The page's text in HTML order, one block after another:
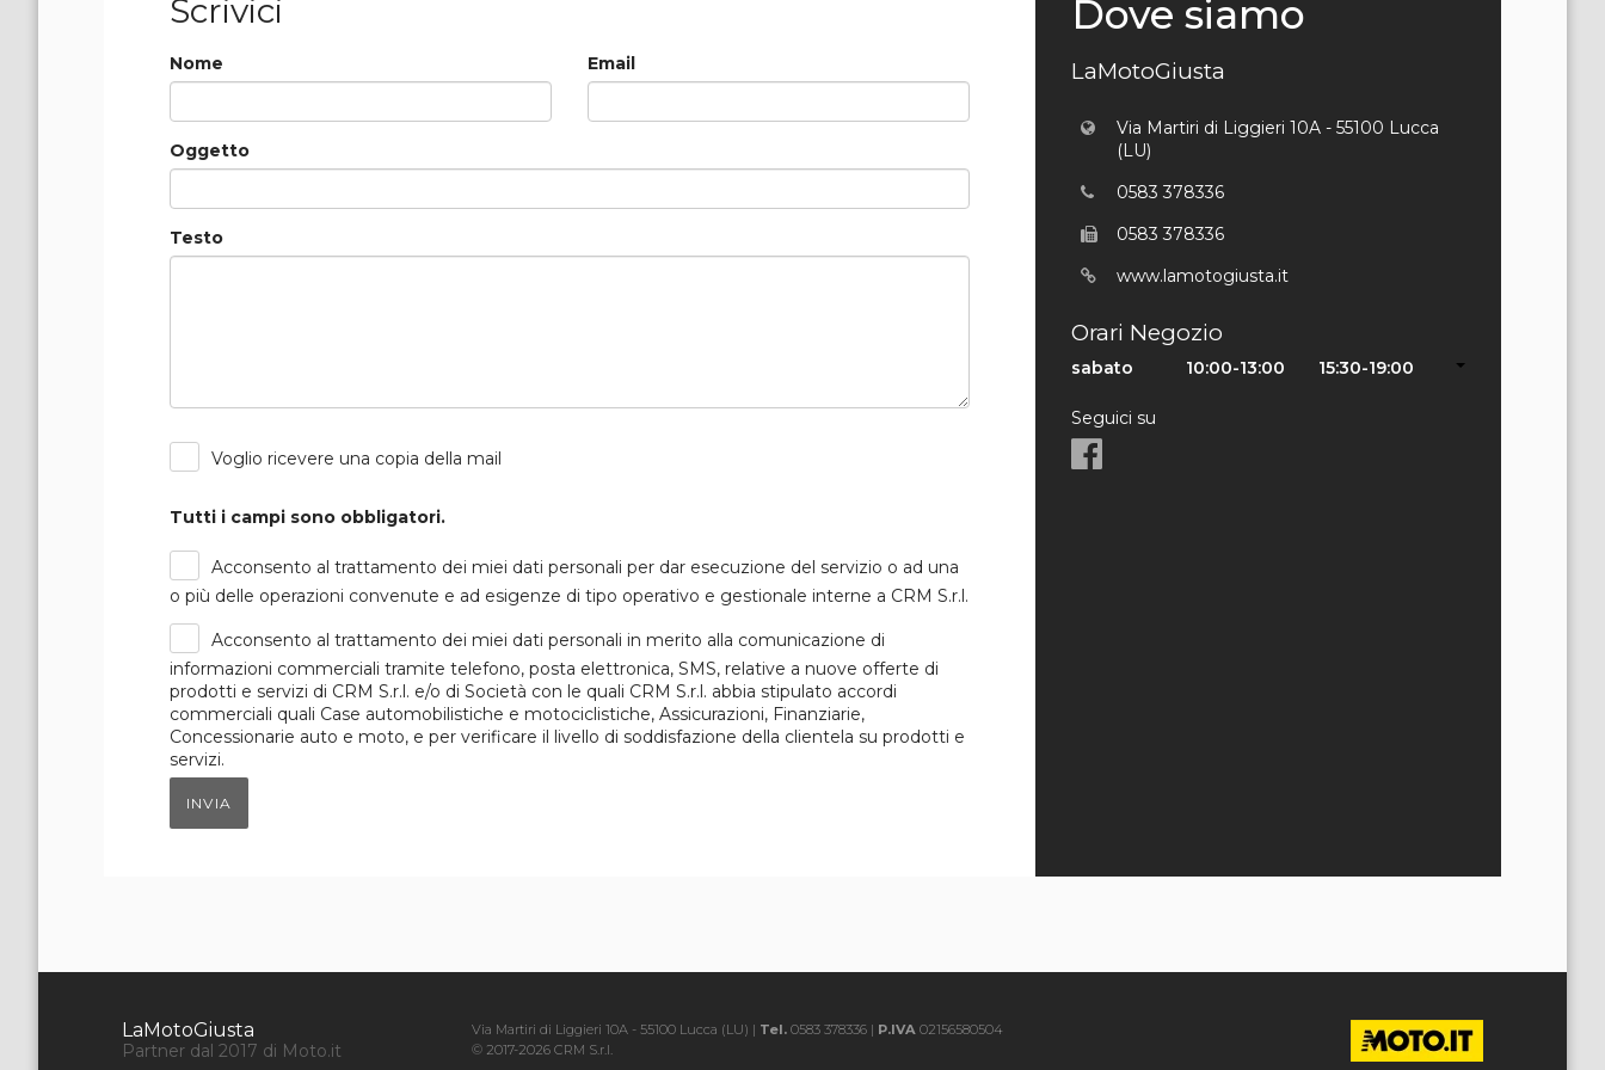
Scrivici
Nome Email
Oggetto
Testo
Voglio ricevere una copia della mail
Tutti i campi sono obbligatori.
Acconsento al trattamento dei miei dati personali per dar esecuzione del servizio o ad una
o più delle operazioni convenute e ad esigenze di tipo operativo e gestionale interne a CRM S.r.l.
Acconsento al trattamento dei miei dati personali in merito alla comunicazione di
informazioni commerciali tramite telefono, posta elettronica, SMS, relative a nuove offerte di
prodotti e servizi di CRM S.r.l. e/o di Società con le quali CRM S.r.l. abbia stipulato accordi
commerciali quali Case automobilistiche e motociclistiche, Assicurazioni, Finanziarie,
Concessionarie auto e moto, e per verificare il livello di soddisfazione della clientela su prodotti e
servizi.
INVIA
Dove siamo
LaMotoGiusta
Via Martiri di Liggieri 10A - 55100 Lucca
(LU)
0583 378336
0583 378336
www.lamotogiusta.it
Orari Negozio
sabato 10:00-13:00 15:30-19:00
Seguici su
LaMotoGiusta
Partner dal 2017 di Moto.it
Via Martiri di Liggieri 10A - 55100 Lucca (LU) | Tel.0583 378336 | P.IVA02156580504
© 2017-2026 CRM S.r.l.